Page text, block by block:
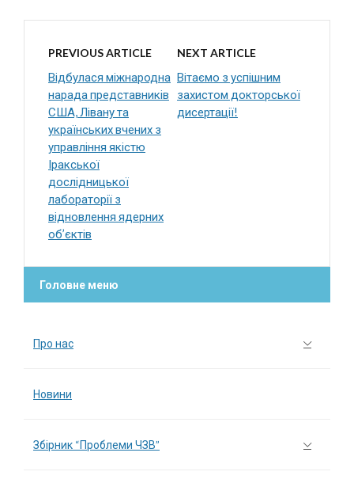
PREVIOUS ARTICLE
Відбулася міжнародна
нарада представників
США, Лівану та
українських вчених з
управління якістю
Іракської
дослідницької
лабораторії з
відновлення ядерних
об’єктів
NEXT ARTICLE
Вітаємо з успішним
захистом докторської
дисертації!
Головне меню
Про нас
Новини
Збірник “Проблеми ЧЗВ”